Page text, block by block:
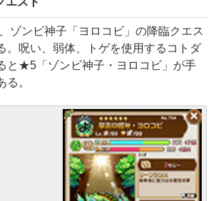
ゾンビ神子「ヨロコビ」の降臨クエス
。呪い、弱体、トゲを使用するコトダ
と★5「ゾンビ神子・ヨロコビ」が手
る。